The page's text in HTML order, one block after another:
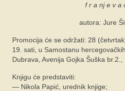
f r a nj e v a
autora: Jure
Promocija će se održati: 28
19. sati, u Samostanu
Dubrava, Avenija Gojka Šuška br.2.,
Knjigu će predstaviti:
— Nikola Papić, urednik knjige;